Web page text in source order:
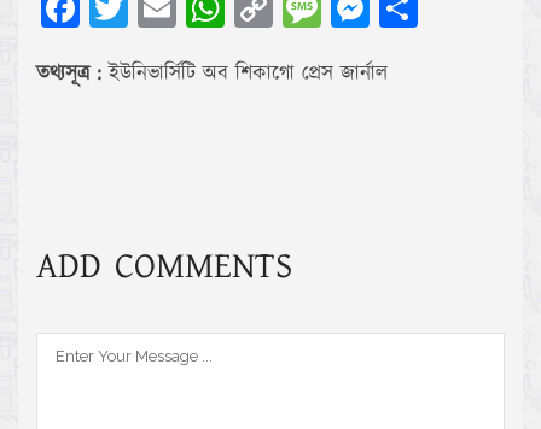
Link
তথ্যসূত্র : ইউনিভার্সিটি অব শিকাগো প্রেস জার্নাল
ADD COMMENTS